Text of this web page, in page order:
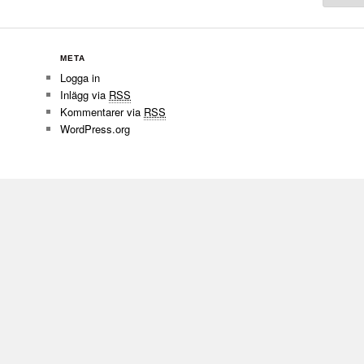
META
Logga in
Inlägg via RSS
Kommentarer via RSS
WordPress.org